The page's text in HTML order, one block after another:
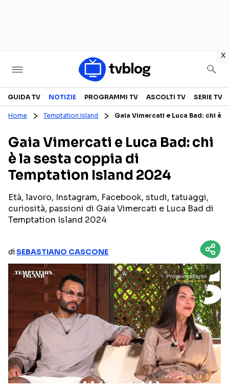
x
Televisione
CANALI TV
PROGRAMMI TV
PERSONAGGI TV
SERIE TV
REALITY SHOW
FICTION
Streaming
AMAZON PRIME VIDEO
DISNEY+
RAIPLAY
DAZN
PARAMOUNT+
Categorie
NOTIZIE
ANTEPRIME
INTERVISTE
RUBRICHE
GUIDA TV NOTIZIE PROGRAMMI TV ASCOLTI TV SERIE TV
Home Temptation Island Gaia Vimercati e Luca Bad: chi è
Gaia Vimercati e Luca Bad: chi
è la sesta coppia di
Temptation Island 2024
Età, lavoro, Instagram, Facebook, studi, tatuaggi,
curiosità, passioni di Gaia Vimercati e Luca Bad di
Temptation Island 2024
diSEBASTIANO CASCONE